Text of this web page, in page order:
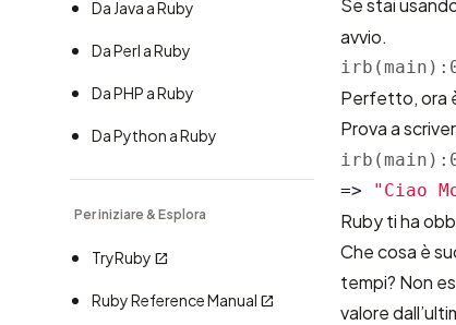
Da Java a Ruby
Da Perl a Ruby
Da PHP a Ruby
Da Python a Ruby
Per iniziare & Esplora
TryRuby
Ruby Reference Manual
Se stai
avvio.
Perfetto, ora
Prova a
=>
"Ciao
Ruby ti ha
Che cosa è
tempi? Non
valore